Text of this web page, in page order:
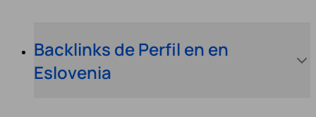
Backlinks de Perfil en en
Eslovenia